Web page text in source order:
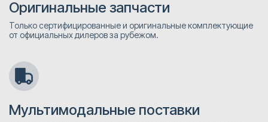
Оригинальные запчасти
Только сертифицированные и оригинальные комплектующие
от официальных дилеров за рубежом.
Мультимодальные поставки